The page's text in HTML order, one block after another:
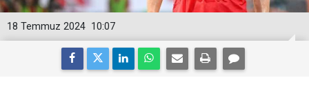
10:07
18 Temmuz 2024